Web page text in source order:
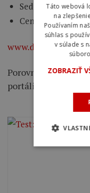
Sedlovka/Sedlo:
Cena: 1 199 €
www.dema.bike
Porovnanie cien u
portáli
Táto webová
na
Používaním
súhlas s
v súlade s
ZOBRAZIŤ